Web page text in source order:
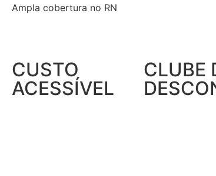
Ampla cobertura no RN
CUSTO
ACESSÍVEL
CLUBE